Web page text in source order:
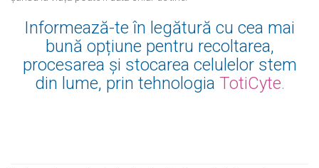
Informează-te în legătură cu cea mai
bună opțiune pentru recoltarea,
procesarea și stocarea celulelor stem
din lume, prin tehnologia TotiCyte.